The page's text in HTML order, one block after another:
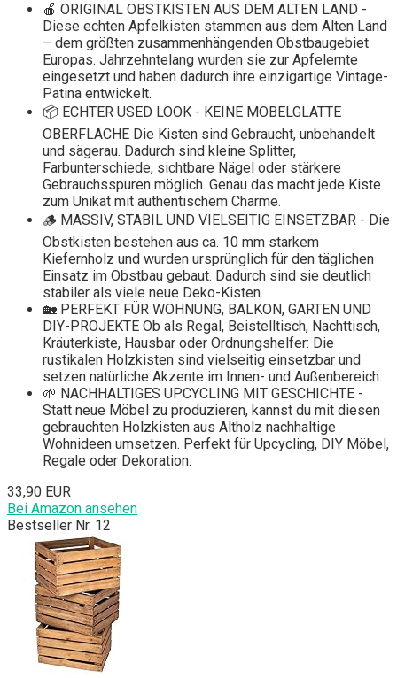
🍎 ORIGINAL OBSTKISTEN AUS DEM ALTEN LAND -
Diese echten Apfelkisten stammen aus dem Alten Land
– dem größten zusammenhängenden Obstbaugebiet
Europas. Jahrzehntelang wurden sie zur Apfelernte
eingesetzt und haben dadurch ihre einzigartige Vintage-
Patina entwickelt.
📦 ECHTER USED LOOK - KEINE MÖBELGLATTE
OBERFLÄCHE Die Kisten sind Gebraucht, unbehandelt
und sägerau. Dadurch sind kleine Splitter,
Farbunterschiede, sichtbare Nägel oder stärkere
Gebrauchsspuren möglich. Genau das macht jede Kiste
zum Unikat mit authentischem Charme.
🪵 MASSIV, STABIL UND VIELSEITIG EINSETZBAR - Die
Obstkisten bestehen aus ca. 10 mm starkem
Kiefernholz und wurden ursprünglich für den täglichen
Einsatz im Obstbau gebaut. Dadurch sind sie deutlich
stabiler als viele neue Deko-Kisten.
🏡 PERFEKT FÜR WOHNUNG, BALKON, GARTEN UND
DIY-PROJEKTE Ob als Regal, Beistelltisch, Nachttisch,
Kräuterkiste, Hausbar oder Ordnungshelfer: Die
rustikalen Holzkisten sind vielseitig einsetzbar und
setzen natürliche Akzente im Innen- und Außenbereich.
🌱 NACHHALTIGES UPCYCLING MIT GESCHICHTE -
Statt neue Möbel zu produzieren, kannst du mit diesen
gebrauchten Holzkisten aus Altholz nachhaltige
Wohnideen umsetzen. Perfekt für Upcycling, DIY Möbel,
Regale oder Dekoration.
33,90 EUR
Bei Amazon ansehen
Bestseller Nr. 12